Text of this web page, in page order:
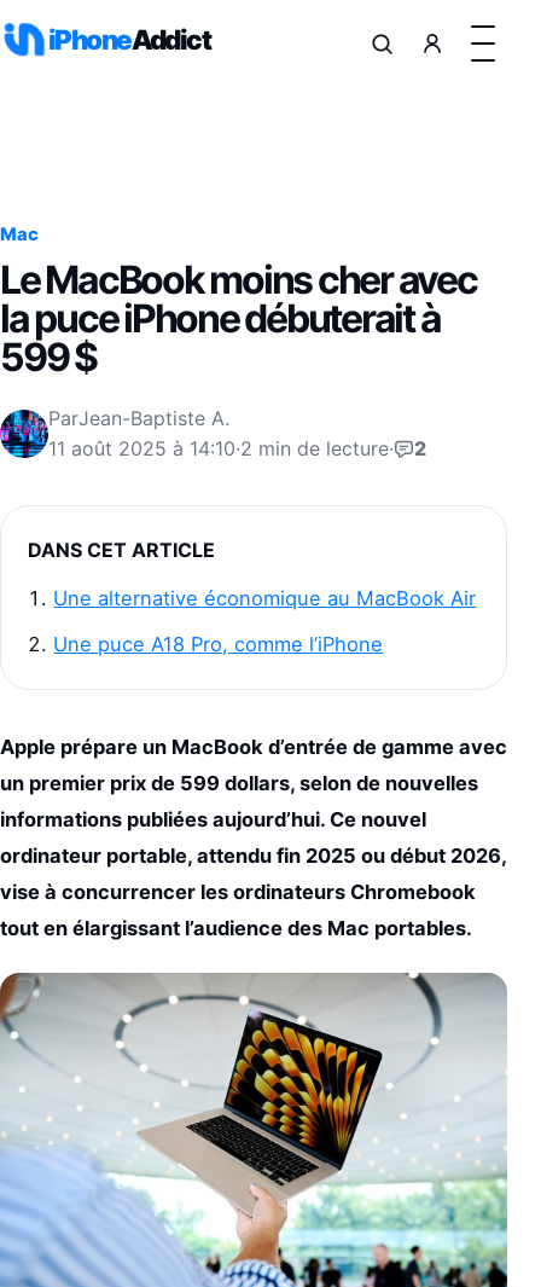
iPhoneAddict
Mac
Le MacBook moins cher avec
la puce iPhone débuterait à
599 $
ParJean-Baptiste A.
11 août 2025 à 14:10·2 min de lecture· 2
DANS CET ARTICLE
Une alternative économique au MacBook Air
Une puce A18 Pro, comme l’iPhone
Apple prépare un MacBook d’entrée de gamme avec
un premier prix de 599 dollars, selon de nouvelles
informations publiées aujourd’hui. Ce nouvel
ordinateur portable, attendu fin 2025 ou début 2026,
vise à concurrencer les ordinateurs Chromebook
tout en élargissant l’audience des Mac portables.